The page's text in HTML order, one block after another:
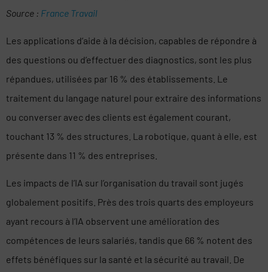
Source : France Travail
Les applications d’aide à la décision, capables de répondre à
des questions ou d’effectuer des diagnostics, sont les plus
répandues, utilisées par 16 % des établissements. Le
traitement du langage naturel pour extraire des informations
ou converser avec des clients est également courant,
touchant 13 % des structures. La robotique, quant à elle, est
présente dans 11 % des entreprises.
Les impacts de l’IA sur l’organisation du travail sont jugés
globalement positifs. Près des trois quarts des employeurs
ayant recours à l’IA observent une amélioration des
compétences de leurs salariés, tandis que 66 % notent des
effets bénéfiques sur la santé et la sécurité au travail. De